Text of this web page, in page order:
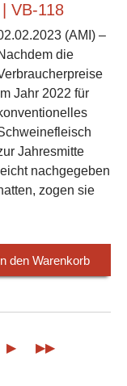
VB-118
(AMI) –
die
Jahr 2022 für
Jahresmitte
leicht nachgegeben
zogen sie
In den Warenkorb
▶ ▶▶